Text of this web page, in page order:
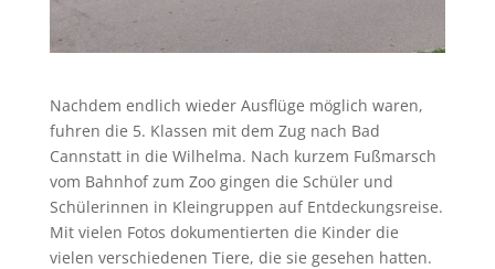
Nachdem endlich wieder Ausflüge möglich waren,
fuhren die 5. Klassen mit dem Zug nach Bad
Cannstatt in die Wilhelma. Nach kurzem Fußmarsch
vom Bahnhof zum Zoo gingen die Schüler und
Schülerinnen in Kleingruppen auf Entdeckungsreise.
Mit vielen Fotos dokumentierten die Kinder die
vielen verschiedenen Tiere, die sie gesehen hatten.